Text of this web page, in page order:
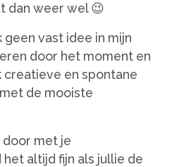
dan weer wel 😉
vast idee in mijn
door het moment en
creatieve en spontane
de mooiste
met je
altijd fijn als jullie de